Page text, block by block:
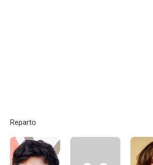
Reparto